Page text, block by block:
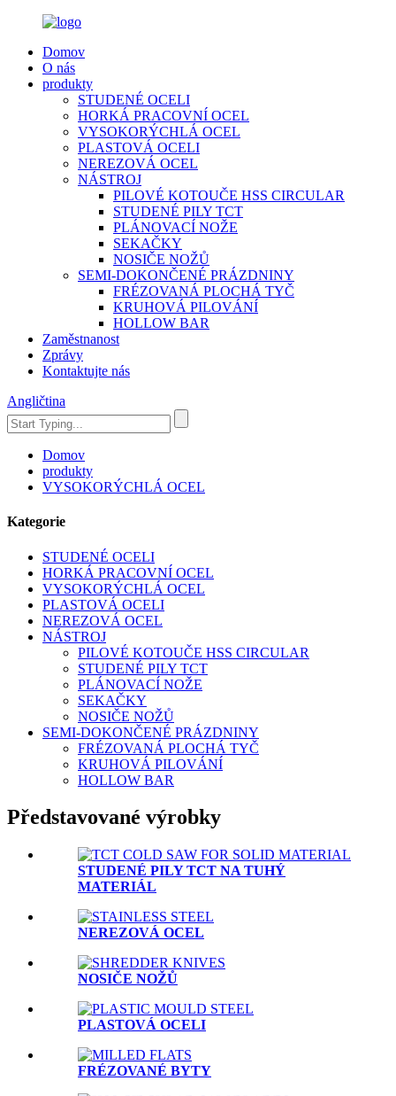
Domov
O nás
produkty
STUDENÉ OCELI
HORKÁ PRACOVNÍ OCEL
VYSOKORÝCHLÁ OCEL
PLASTOVÁ OCELI
NEREZOVÁ OCEL
NÁSTROJ
PILOVÉ KOTOUČE HSS CIRCULAR
STUDENÉ PILY TCT
PLÁNOVACÍ NOŽE
SEKAČKY
NOSIČE NOŽŮ
SEMI-DOKONČENÉ PRÁZDNINY
FRÉZOVANÁ PLOCHÁ TYČ
KRUHOVÁ PILOVÁNÍ
HOLLOW BAR
Zaměstnanost
Zprávy
Kontaktujte nás
Angličtina
Domov
produkty
VYSOKORÝCHLÁ OCEL
Kategorie
STUDENÉ OCELI
HORKÁ PRACOVNÍ OCEL
VYSOKORÝCHLÁ OCEL
PLASTOVÁ OCELI
NEREZOVÁ OCEL
NÁSTROJ
PILOVÉ KOTOUČE HSS CIRCULAR
STUDENÉ PILY TCT
PLÁNOVACÍ NOŽE
SEKAČKY
NOSIČE NOŽŮ
SEMI-DOKONČENÉ PRÁZDNINY
FRÉZOVANÁ PLOCHÁ TYČ
KRUHOVÁ PILOVÁNÍ
HOLLOW BAR
Představované výrobky
STUDENÉ PILY TCT NA TUHÝ
MATERIÁL
NEREZOVÁ OCEL
NOSIČE NOŽŮ
PLASTOVÁ OCELI
FRÉZOVANÉ BYTY